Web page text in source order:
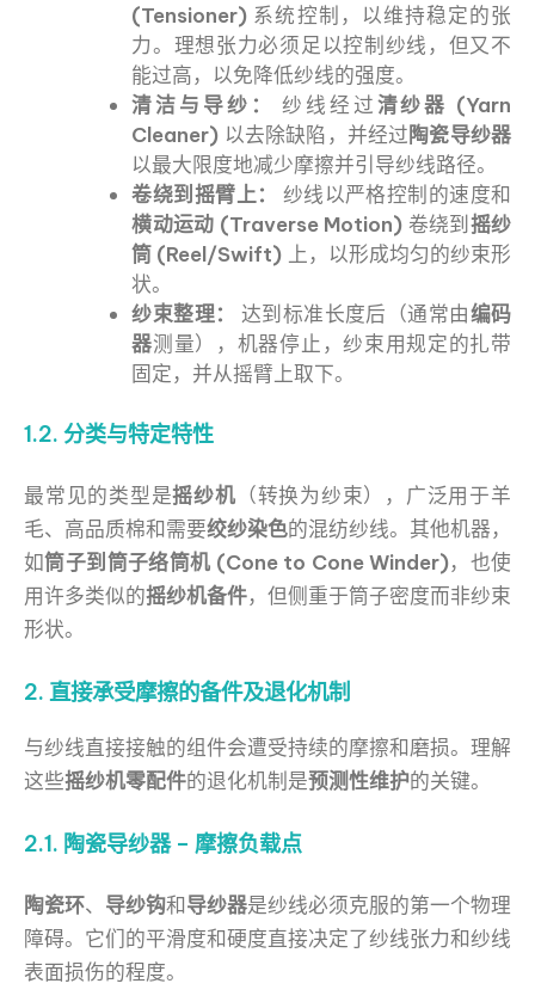
(Tensioner) 系统控制，以维持稳定的张
力。理想张力必须足以控制纱线，但又不
能过高，以免降低纱线的强度。
清洁与导纱：
纱线经过清纱器 (Yarn
Cleaner) 以去除缺陷，并经过陶瓷导纱器
以最大限度地减少摩擦并引导纱线路径。
卷绕到摇臂上：
纱线以严格控制的速度和
横动运动 (Traverse Motion) 卷绕到 摇纱
筒 (Reel/Swift) 上，以形成均匀的纱束形
状。
纱束整理：
达到标准长度后（通常由编码
器测量），机器停止，纱束用规定的扎带
固定，并从摇臂上取下。
1.2. 分类与特定特性
最常见的类型是摇纱机 （转换为纱束），广泛用于羊
毛、高品质棉和需要绞纱染色的混纺纱线。其他机器，
如筒子到筒子络筒机 (Cone to Cone Winder)，也使
用许多类似的摇纱机备件，但侧重于筒子密度而非纱束
形状。
2. 直接承受摩擦的备件及退化机制
与纱线直接接触的组件会遭受持续的摩擦和磨损。理解
这些摇纱机零配件的退化机制是预测性维护的关键。
2.1. 陶瓷导纱器 – 摩擦负载点
陶瓷环、 导纱钩和导纱器是纱线必须克服的第一个物理
障碍。它们的平滑度和硬度直接决定了纱线张力和纱线
表面损伤的程度。